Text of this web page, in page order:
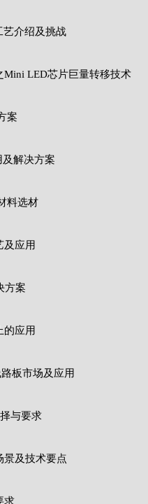
介绍及挑战
LED芯片巨量转移技术
案
解决方案
料选材
及应用
方案
的应用
板市场及应用
与要求
景及技术要点
求